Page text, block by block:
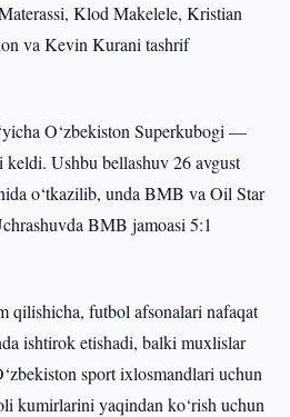
Klod Makelele, Kristian
va Kevin Kurani tashrif
O‘zbekiston Superkubogi —
keldi. Ushbu bellashuv 26 avgust
o‘tkazilib, unda BMB va Oil Star
BMB jamoasi 5:1
qilishicha, futbol afsonalari nafaqat
ishtirok etishadi, balki muxlislar
sport ixlosmandlari uchun
kumirlarini yaqindan ko‘rish uchun